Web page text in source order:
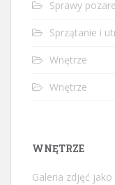
Sprawy
Sprzątanie i
Wnętrze
Wnętrze
WNĘTRZE
Galeria zdjęć